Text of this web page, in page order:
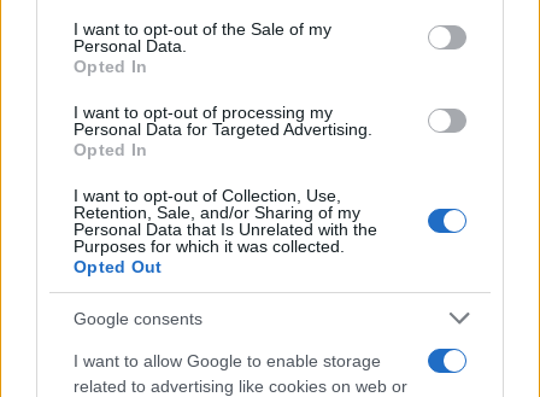
I want to opt-out of the Sale of my
Personal Data.
Opted In
I want to opt-out of processing my
Personal Data for Targeted Advertising.
Opted In
I want to opt-out of Collection, Use,
Retention, Sale, and/or Sharing of my
Personal Data that Is Unrelated with the
Purposes for which it was collected.
Opted Out
Google consents
I want to allow Google to enable storage
related to advertising like cookies on web or
di “disobbedienza” sapendo di aver il
coperto, cioè di aver già raggiunto, con i crediti
derivanti dal percorso scolastico e con la prova
scritta, un punteggio sufficiente ad essere
promossi.
È così che abbiamo appreso con sconcerto che a
legislazione vigente non presentarsi senza
giustificato motivo ad una delle prove di quello
che è a tutti gli effetti un esame di Stato
non
comporta la immediata estromissionedegli
assenti.